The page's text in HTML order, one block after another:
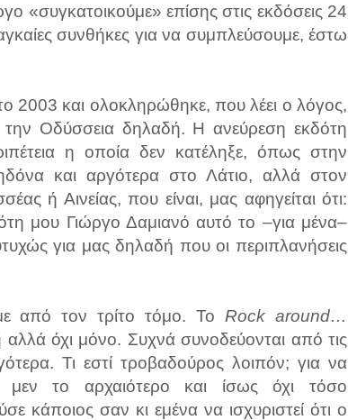
«συγκατοικούμε» επίσης στις εκδόσεις 24
συνθήκες για να συμπλεύσουμε, έστω
2003 και ολοκληρώθηκε, που λέει ο λόγος,
την Οδύσσεια δηλαδή. Η ανεύρεση εκδότη
η οποία δεν κατέληξε, όπως στην
και αργότερα στο Λάτιο, αλλά στον
ή Αινείας, που είναι, μας αφηγείται ότι:
μου Γιώργο Δαμιανό αυτό το –για μένα–
για μας δηλαδή που οι περιπλανήσεις
από τον τρίτο τόμο. Το Rock around…
όχι μόνο. Συχνά συνοδεύονται από τις
Τι εστί τροβαδούρος λοιπόν; για να
μεν το αρχαιότερο και ίσως όχι τόσο
σαν κι εμένα να ισχυριστεί ότι ο